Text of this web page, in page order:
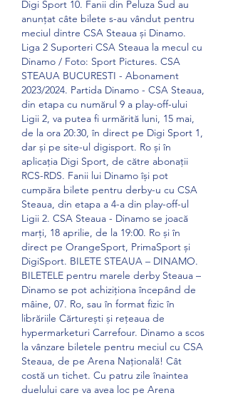
Digi Sport 10. Fanii din Peluza Sud au
anunțat câte bilete s-au vândut pentru
meciul dintre CSA Steaua și Dinamo.
Liga 2 Suporteri CSA Steaua la mecul cu
Dinamo / Foto: Sport Pictures. CSA
STEAUA BUCURESTI - Abonament
2023/2024. Partida Dinamo - CSA Steaua,
din etapa cu numărul 9 a play-off-ului
Ligii 2, va putea fi urmărită luni, 15 mai,
de la ora 20:30, în direct pe Digi Sport 1,
dar și pe site-ul digisport. Ro și în
aplicația Digi Sport, de către abonații
RCS-RDS. Fanii lui Dinamo își pot
cumpăra bilete pentru derby-u cu CSA
Steaua, din etapa a 4-a din play-off-ul
Ligii 2. CSA Steaua - Dinamo se joacă
marți, 18 aprilie, de la 19:00. Ro și în
direct pe OrangeSport, PrimaSport și
DigiSport. BILETE STEAUA – DINAMO.
BILETELE pentru marele derby Steaua –
Dinamo se pot achiziționa începând de
mâine, 07. Ro, sau în format fizic în
librăriile Cărturești și rețeaua de
hypermarketuri Carrefour. Dinamo a scos
la vânzare biletele pentru meciul cu CSA
Steaua, de pe Arena Națională! Cât
costă un tichet. Cu patru zile înaintea
duelului care va avea loc pe Arena